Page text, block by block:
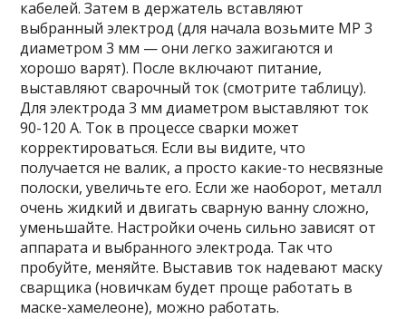
кабелей. Затем в держатель вставляют
выбранный электрод (для начала возьмите МР 3
диаметром 3 мм — они легко зажигаются и
хорошо варят). После включают питание,
выставляют сварочный ток (смотрите таблицу).
Для электрода 3 мм диаметром выставляют ток
90-120 А. Ток в процессе сварки может
корректироваться. Если вы видите, что
получается не валик, а просто какие-то несвязные
полоски, увеличьте его. Если же наоборот, металл
очень жидкий и двигать сварную ванну сложно,
уменьшайте. Настройки очень сильно зависят от
аппарата и выбранного электрода. Так что
пробуйте, меняйте. Выставив ток надевают маску
сварщика (новичкам будет проще работать в
маске-хамелеоне), можно работать.